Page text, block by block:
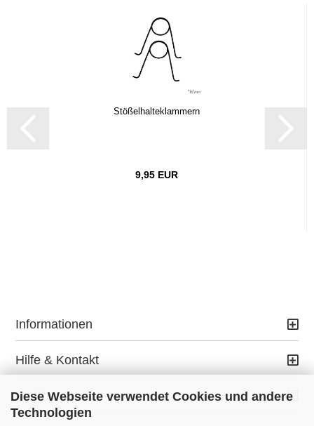
Diese Webseite verwendet Cookies und andere
Technologien
Stößelhalteklammern
9,95 EUR
Informationen
Hilfe & Kontakt
Ihr Konto